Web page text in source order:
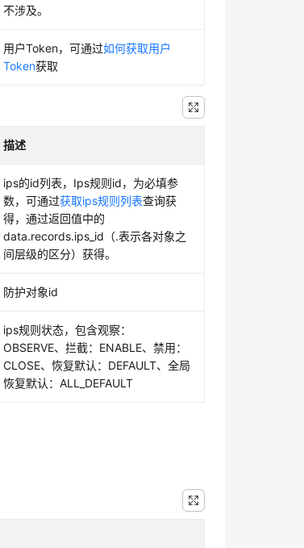
不涉及。
用户Token，可通过如何获取用户
Token获取
描述
ips的id列表，Ips规则id，为必填参
数，可通过获取ips规则列表查询获
得，通过返回值中的
data.records.ips_id（.表示各对象之
间层级的区分）获得。
防护对象id
ips规则状态，包含观察：
OBSERVE、拦截：ENABLE、禁用：
CLOSE、恢复默认：DEFAULT、全局
恢复默认：ALL_DEFAULT